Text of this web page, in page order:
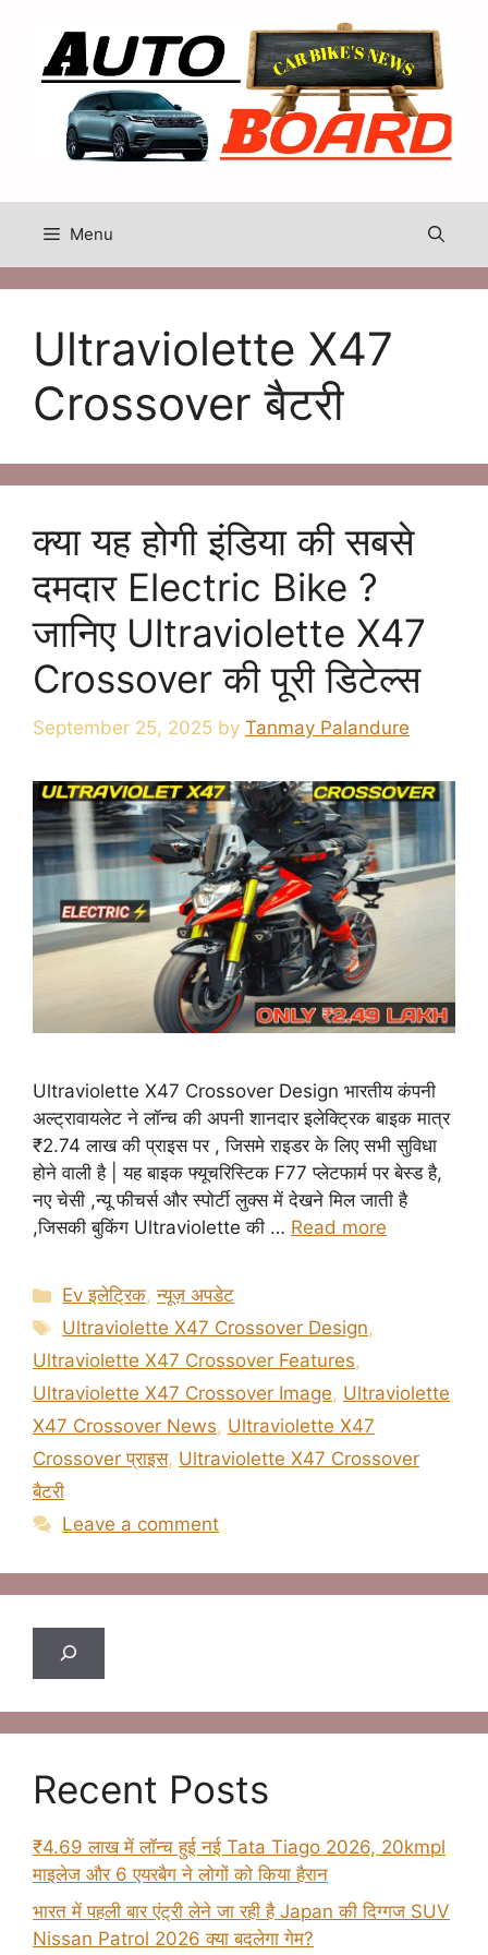
content
Menu
Ultraviolette X47
Crossover बैटरी
क्या यह होगी इंडिया की सबसे
दमदार Electric Bike ?
जानिए Ultraviolette X47
Crossover की पूरी डिटेल्स
September 25, 2025 by Tanmay Palandure
Ultraviolette X47 Crossover Design भारतीय कंपनी
अल्ट्रावायलेट ने लॉन्च की अपनी शानदार इलेक्ट्रिक बाइक मात्र
₹2.74 लाख की प्राइस पर , जिसमे राइडर के लिए सभी सुविधा
होने वाली है | यह बाइक फ्यूचरिस्टिक F77 प्लेटफार्म पर बेस्ड है,
नए चेसी ,न्यू फीचर्स और स्पोर्टी लुक्स में देखने मिल जाती है
,जिसकी बुकिंग Ultraviolette की … Read more
Categories
Ev इलेट्रिक,न्यूज़ अपडेट
Tags
Ultraviolette X47 Crossover Design,
Ultraviolette X47 Crossover Features,
Ultraviolette X47 Crossover Image, Ultraviolette
X47 Crossover News, Ultraviolette X47
Crossover प्राइस, Ultraviolette X47 Crossover
बैटरी
Leave a comment
Search
Recent Posts
₹4.69 लाख में लॉन्च हुई नई Tata Tiago 2026, 20kmpl
माइलेज और 6 एयरबैग ने लोगों को किया हैरान
भारत में पहली बार एंट्री लेने जा रही है Japan की दिग्गज SUV
Nissan Patrol 2026 क्या बदलेगा गेम?